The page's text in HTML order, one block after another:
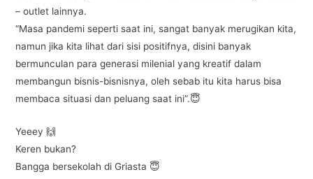
– outlet lainnya.
“Masa pandemi seperti saat ini, sangat banyak merugikan kita,
namun jika kita lihat dari sisi positifnya, disini banyak
bermunculan para generasi milenial yang kreatif dalam
membangun bisnis-bisnisnya, oleh sebab itu kita harus bisa
membaca situasi dan peluang saat ini”.😇
Yeeey 🙌
Keren bukan?
Bangga bersekolah di Griasta 😇